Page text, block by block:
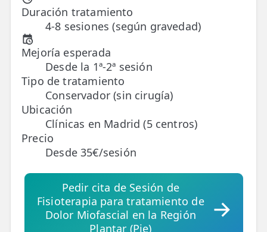
✅ Punción Seca
✅ Ondas de Choque
✅ EPTE - EPI
ESTÉTICA
✨ Fisioestética
✨ Radiofrecuencia INDIBA
✨ Drenaje Linfático Manual
✨ Presoterapia
✨ Cicatrices y Estrías
Duración tratamiento
4-8 sesiones (según gravedad)
Mejoría esperada
Desde la 1ª-2ª sesión
Tipo de tratamiento
Conservador (sin cirugía)
Ubicación
Clínicas en Madrid (5 centros)
Precio
Desde 35€/sesión
Pedir cita de Sesión de
Fisioterapia para tratamiento de
Dolor Miofascial en la Región
Plantar (Pie)